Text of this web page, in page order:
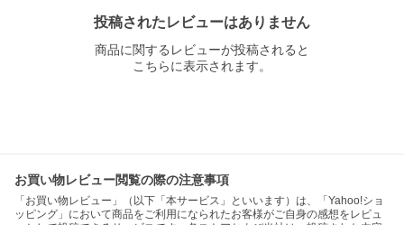
投稿されたレビューはありません
商品に関するレビューが投稿されると
こちらに表示されます。
お買い物レビュー閲覧の際の注意事項
「お買い物レビュー」（以下「本サービス」といいます）は、「Yahoo!ショ
ッピング」において商品をご利用になられたお客様がご自身の感想をレビュ